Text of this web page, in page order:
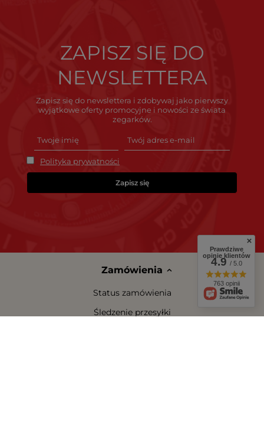
ZAPISZ SIĘ DO
NEWSLETTERA
Zapisz się do newslettera i zdobywaj jako pierwszy
wyjątkowe oferty promocyjne i nowości ze świata
zegarków.
Polityka prywatności
Zapisz się
Zamówienia
Status zamówienia
Śledzenie przesyłki
Prawdziwe
opinie klientów
4.9/ 5.0
763 opinii